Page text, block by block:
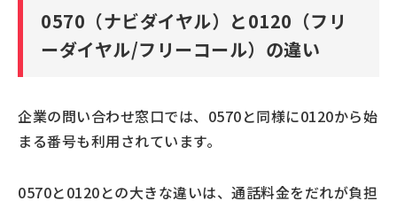
0570（ナビダイヤル）と0120（フリ
ーダイヤル/フリーコール）の違い
企業の問い合わせ窓口では、0570と同様に0120から始
まる番号も利用されています。
0570と0120との大きな違いは、通話料金をだれが負担